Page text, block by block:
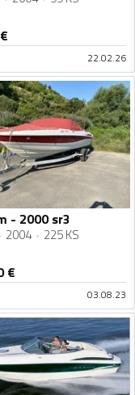
22.02.26
- 2000 sr3
2004 225 KS
€
03.08.23